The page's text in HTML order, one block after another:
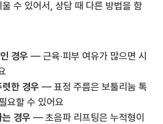
수 있어서, 상담 때 다른 방법을 함
경우 — 근육·피부 여유가 많으면 시
한 경우 — 표정 주름은 보툴리눔 톡
요할 수 있어요
경우 — 초음파 리프팅은 누적형이